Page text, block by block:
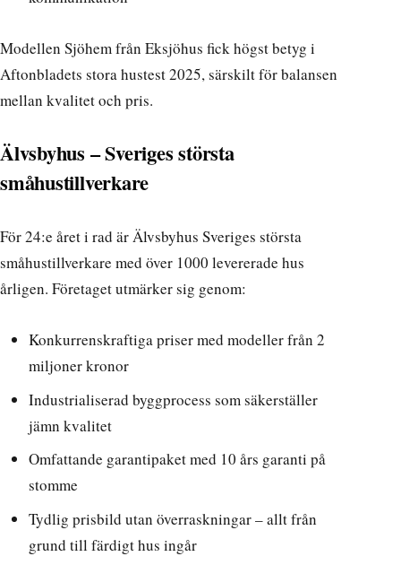
Modellen Sjöhem från Eksjöhus fick högst betyg i
Aftonbladets stora hustest 2025, särskilt för balansen
mellan kvalitet och pris.
Älvsbyhus – Sveriges största
småhustillverkare
För 24:e året i rad är Älvsbyhus Sveriges största
småhustillverkare med över 1000 levererade hus
årligen. Företaget utmärker sig genom:
Konkurrenskraftiga priser med modeller från 2
miljoner kronor
Industrialiserad byggprocess som säkerställer
jämn kvalitet
Omfattande garantipaket med 10 års garanti på
stomme
Tydlig prisbild utan överraskningar– allt från
grund till färdigt hus ingår